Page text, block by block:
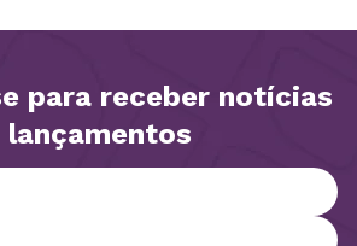
para receber notícias
lançamentos